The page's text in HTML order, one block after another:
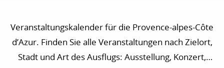
Veranstaltungskalender für die Provence-alpes-Côte
d’Azur. Finden Sie alle Veranstaltungen nach Zielort,
Stadt und Art des Ausflugs: Ausstellung, Konzert,